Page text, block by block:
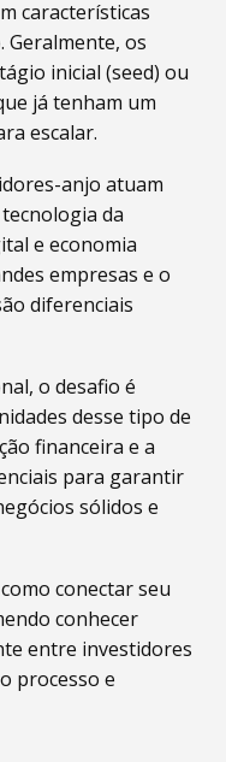
características
os
inicial (seed) ou
já tenham um
escalar.
anjo atuam
da
e economia
empresas e o
diferenciais
o desafio é
desse tipo de
financeira e a
para garantir
sólidos e
conectar seu
conhecer
entre investidores
processo e